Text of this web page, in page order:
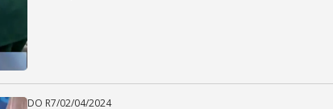
DO R7/02/04/2024